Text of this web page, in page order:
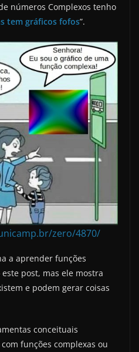
números Complexos tenho
tem gráficos fofos”.
zero/4870/
a aprender funções
post, mas ele mostra
e podem gerar coisas
conceituais
funções complexas ou